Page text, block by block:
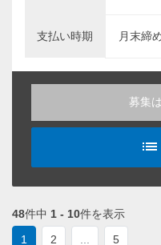
支払い時期 月末締
募集
48件中 1 - 10件を表示
1
2 5